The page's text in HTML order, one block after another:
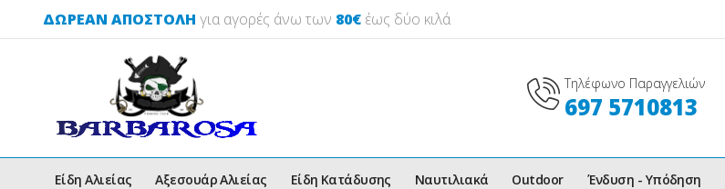
ΔΩΡΕΑΝ ΑΠΟΣΤΟΛΗ για αγορές άνω των 80€ έως δύο κιλά
Τηλέφωνο Παραγγελιών
697 5710813
Είδη Αλιείας Αξεσουάρ Αλιείας Είδη Κατάδυσης Ναυτιλιακά Outdoor Ένδυση - Υπόδηση